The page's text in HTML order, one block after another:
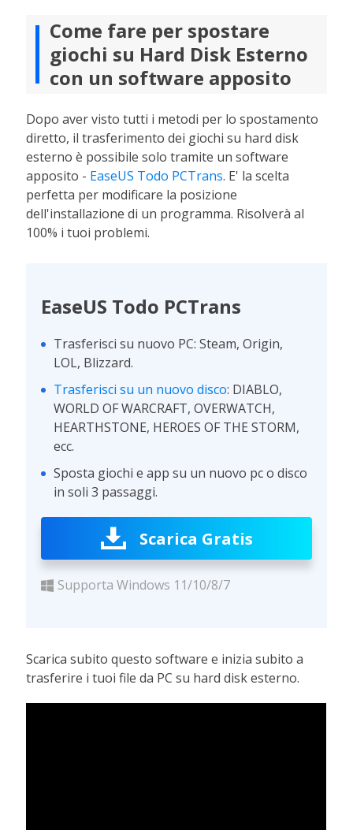
Come fare per spostare
giochi su Hard Disk Esterno
con un software apposito
Dopo aver visto tutti i metodi per lo spostamento
diretto, il trasferimento dei giochi su hard disk
esterno è possibile solo tramite un software
apposito - EaseUS Todo PCTrans. E' la scelta
perfetta per modificare la posizione
dell'installazione di un programma. Risolverà al
100% i tuoi problemi.
EaseUS Todo PCTrans
Trasferisci su nuovo PC: Steam, Origin,
LOL, Blizzard.
Trasferisci su un nuovo disco: DIABLO,
WORLD OF WARCRAFT, OVERWATCH,
HEARTHSTONE, HEROES OF THE STORM,
ecc.
Sposta giochi e app su un nuovo pc o disco
in soli 3 passaggi.
Scarica Gratis
Supporta Windows 11/10/8/7
Scarica subito questo software e inizia subito a
trasferire i tuoi file da PC su hard disk esterno.